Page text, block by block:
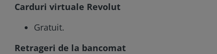
Carduri virtuale Revolut
Gratuit.
Retrageri de la bancomat